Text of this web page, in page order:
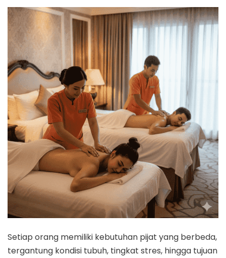
Setiap orang memiliki kebutuhan pijat yang berbeda,
tergantung kondisi tubuh, tingkat stres, hingga tujuan